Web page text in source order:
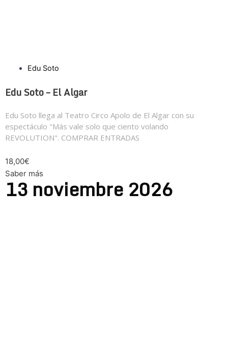
Edu Soto
Edu Soto – El Algar
Edu Soto llega al Teatro Circo Apolo de El Algar con su
espectáculo "Más vale solo que ciento volando
REVOLUTION". COMPRAR ENTRADAS
18,00€
Saber más
13 noviembre 2026